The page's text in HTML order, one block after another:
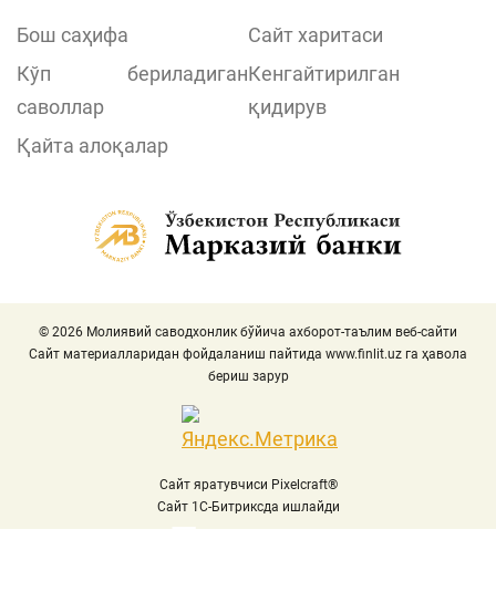
Бош саҳифа
Сайт харитаси
Кўп бериладиган
саволлар
Кенгайтирилган
қидирув
Қайта алоқалар
© 2026 Молиявий саводхонлик бўйича ахборот-таълим веб-сайти
Сайт материалларидан фойдаланиш пайтида www.finlit.uz га ҳавола
бериш зарур
Сайт яратувчиси Pixelcraft®
Сайт 1C-Битриксда ишлайди